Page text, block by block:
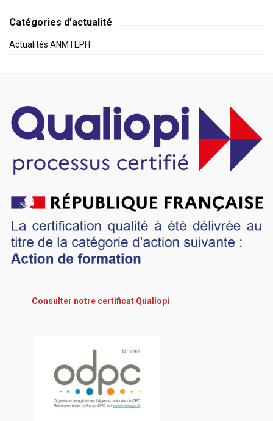
Catégories d’actualité
Actualités ANMTEPH
Consulter notre certificat Qualiopi